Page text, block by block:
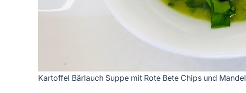
Kartoffel Bärlauch Suppe mit Rote Bete Chips und